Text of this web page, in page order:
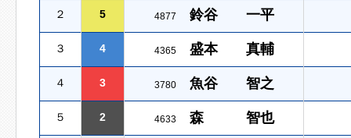
２ 5 4877 鈴谷 一平
３ 4 4365 盛本 真輔
４ 3 3780 魚谷 智之
５ 2 4633 森 智也